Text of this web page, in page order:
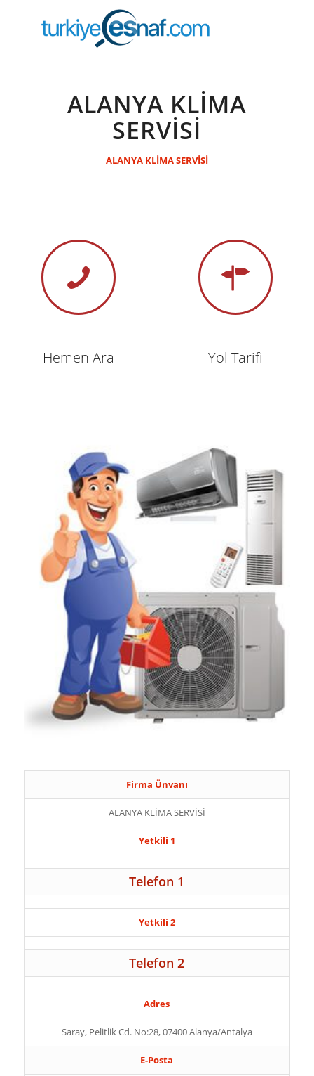
ALANYA KLİMA
SERVİSİ
ALANYA KLİMA SERVİSİ
Hemen Ara Yol Tarifi
Firma Ünvanı
ALANYA KLİMA SERVİSİ
Yetkili 1
Telefon 1
Yetkili 2
Telefon 2
Adres
Saray, Pelitlik Cd. No:28, 07400 Alanya/Antalya
E-Posta